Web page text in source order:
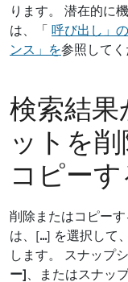
ります。 潜在的に
は、「 呼び出し」
ンス」を参照してく
検索結果
ットを
コピーす
削除またはコピー
は、[...] を選択して
します。 スナップ
ー] 、またはスナッ